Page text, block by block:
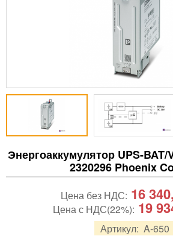
Энергоаккумулятор UPS-BAT/
2320296 Phoenix
Артикул: A-650
Цена без НДС: 16
Цена с НДС(22%): 19